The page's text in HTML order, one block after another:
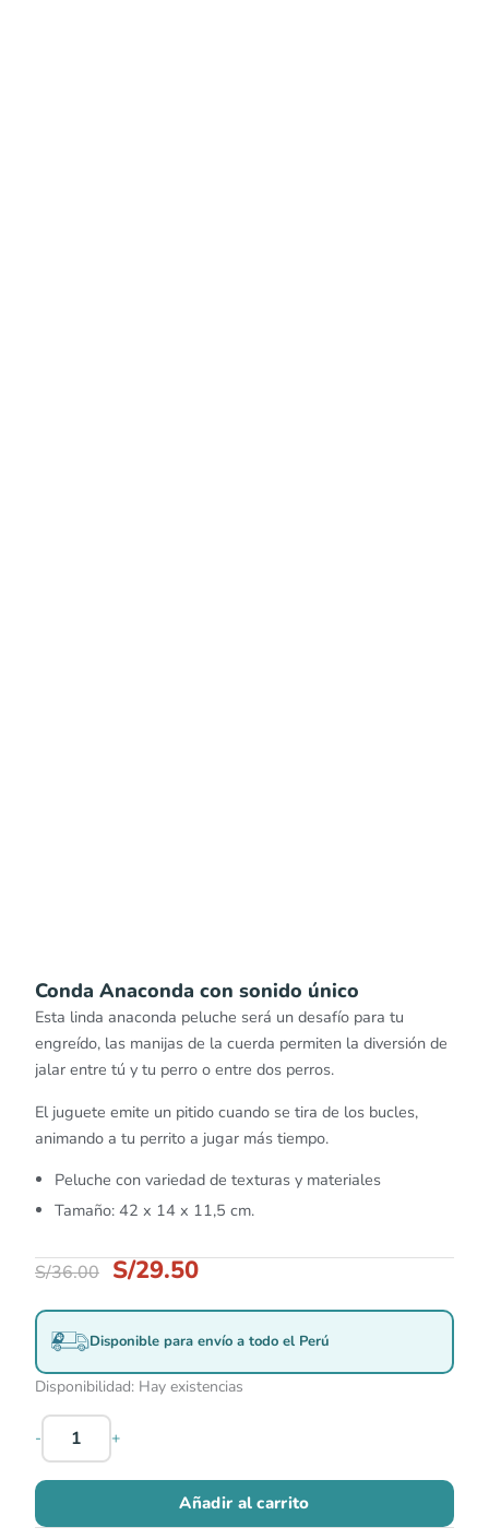
Conda Anaconda con sonido único
Esta linda anaconda peluche será un desafío para tu
engreído, las manijas de la cuerda permiten la diversión de
jalar entre tú y tu perro o entre dos perros.
El juguete emite un pitido cuando se tira de los bucles,
animando a tu perrito a jugar más tiempo.
Peluche con variedad de texturas y materiales
Tamaño: 42 x 14 x 11,5 cm.
S/36.00 S/29.50
Disponible para envío a todo el Perú
Disponibilidad: Hay existencias
- +
Añadir al carrito